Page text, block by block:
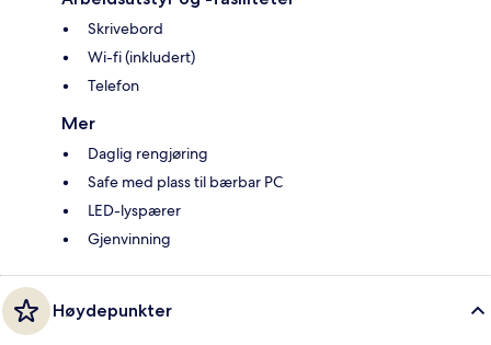
Skrivebord
Wi-fi (inkludert)
Telefon
Mer
Daglig rengjøring
Safe med plass til bærbar PC
LED-lyspærer
Gjenvinning
Høydepunkter